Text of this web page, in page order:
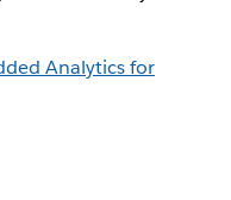
Analytics for